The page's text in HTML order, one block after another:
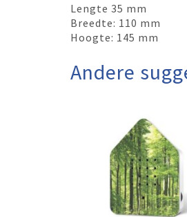
Lengte 35 mm
Breedte: 110 mm
Hoogte: 145 mm
Andere